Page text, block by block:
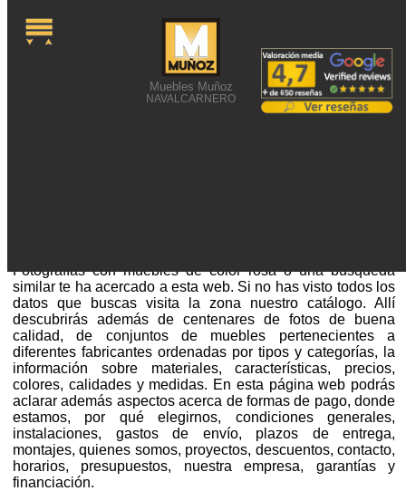
Muebles Muñoz
NAVALCARNERO
Fotografías con muebles de color rosa o una búsqueda
similar te ha acercado a esta web. Si no has visto todos los
datos que buscas visita la zona nuestro catálogo. Allí
descubrirás además de centenares de fotos de buena
calidad, de conjuntos de muebles pertenecientes a
diferentes fabricantes ordenadas por tipos y categorías, la
información sobre materiales, características, precios,
colores, calidades y medidas. En esta página web podrás
aclarar además aspectos acerca de formas de pago, donde
estamos, por qué elegirnos, condiciones generales,
instalaciones, gastos de envío, plazos de entrega,
montajes, quienes somos, proyectos, descuentos, contacto,
horarios, presupuestos, nuestra empresa, garantías y
financiación.